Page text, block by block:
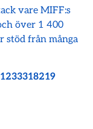
vare MIFF:s
över 1 400
stöd från många